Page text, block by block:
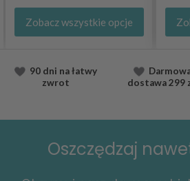
Zobacz wszystkie opcje
90 dni na łatwy
zwrot
dostawa299
Oszczędzaj